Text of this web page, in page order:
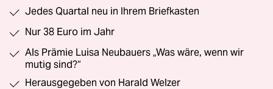
Jedes Quartal neu in Ihrem Briefkasten
Nur 38 Euro im Jahr
Als Prämie Luisa Neubauers „Was wäre, wenn wir
mutig sind?“
Herausgegeben von Harald Welzer